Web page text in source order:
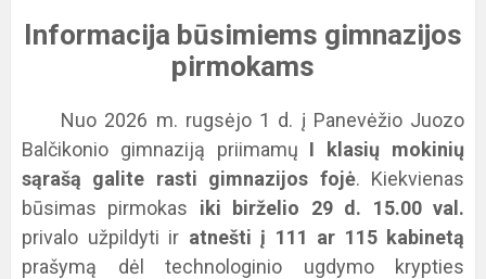
Informacija būsimiems gimnazijos
pirmokams
Nuo 2026 m. rugsėjo 1 d. į Panevėžio Juozo
Balčikonio gimnaziją priimamų I klasių mokinių
sąrašą galite rasti gimnazijos fojė. Kiekvienas
būsimas pirmokas iki birželio 29 d. 15.00 val.
privalo užpildyti ir atnešti į 111 ar 115 kabinetą
prašymą dėl technologinio ugdymo krypties